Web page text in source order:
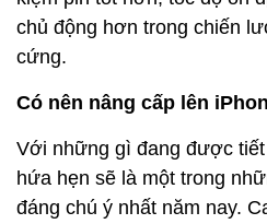
chủ động hơn trong chiến
cứng.
Có nên nâng cấp lên
Với những gì đang được tiết
hứa hẹn sẽ là một trong
đáng chú ý nhất năm nay.